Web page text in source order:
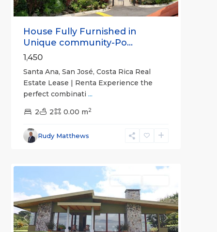
House Fully Furnished in
Unique community-Po...
1,450
Santa Ana, San José, Costa Rica Real
Estate Lease | Renta Experience the
perfect combinati ...
2 2 0.00 m2
Rudy Matthews
(Province),
San
Previous Next
For Sale